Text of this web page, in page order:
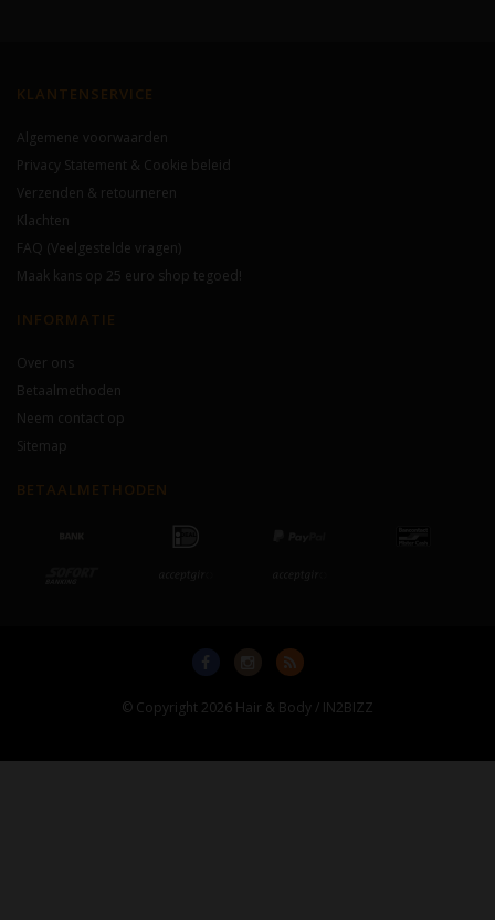
KLANTENSERVICE
Algemene voorwaarden
Privacy Statement & Cookie beleid
Verzenden & retourneren
Klachten
FAQ (Veelgestelde vragen)
Maak kans op 25 euro shop tegoed!
INFORMATIE
Over ons
Betaalmethoden
Neem contact op
Sitemap
BETAALMETHODEN
© Copyright 2026 Hair & Body / IN2BIZZ